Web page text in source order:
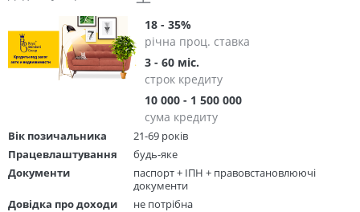
18 - 35%
річна проц. ставка
3 - 60 міс.
строк кредиту
10 000 - 1 500 000
сума кредиту
Вік позичальника
21-69 років
Працевлаштування
будь-яке
Документи
паспорт + ІПН + правовстановлюючі
документи
Довідка про доходи
не потрібна